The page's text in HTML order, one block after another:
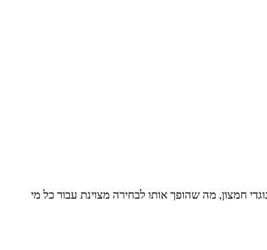
חמצון, מה שהופך אותו לבחירה מצוינת עבור כל מי